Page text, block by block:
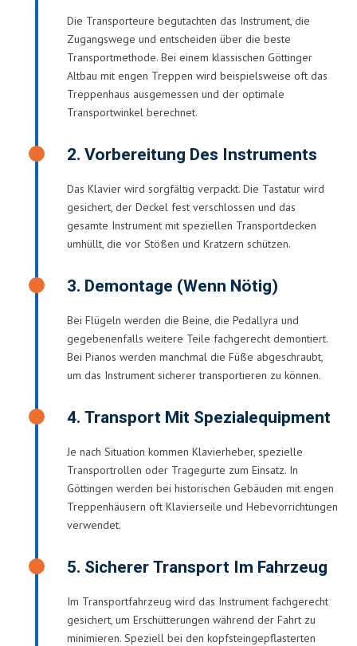
Die Transporteure begutachten das Instrument, die
Zugangswege und entscheiden über die beste
Transportmethode. Bei einem klassischen Göttinger
Altbau mit engen Treppen wird beispielsweise oft das
Treppenhaus ausgemessen und der optimale
Transportwinkel berechnet.
2. Vorbereitung Des Instruments
Das Klavier wird sorgfältig verpackt. Die Tastatur wird
gesichert, der Deckel fest verschlossen und das
gesamte Instrument mit speziellen Transportdecken
umhüllt, die vor Stößen und Kratzern schützen.
3. Demontage (wenn Nötig)
Bei Flügeln werden die Beine, die Pedallyra und
gegebenenfalls weitere Teile fachgerecht demontiert.
Bei Pianos werden manchmal die Füße abgeschraubt,
um das Instrument sicherer transportieren zu können.
4. Transport Mit Spezialequipment
Je nach Situation kommen Klavierheber, spezielle
Transportrollen oder Tragegurte zum Einsatz. In
Göttingen werden bei historischen Gebäuden mit engen
Treppenhäusern oft Klavierseile und Hebevorrichtungen
verwendet.
5. Sicherer Transport Im Fahrzeug
Im Transportfahrzeug wird das Instrument fachgerecht
gesichert, um Erschütterungen während der Fahrt zu
minimieren. Speziell bei den kopfsteingepflasterten